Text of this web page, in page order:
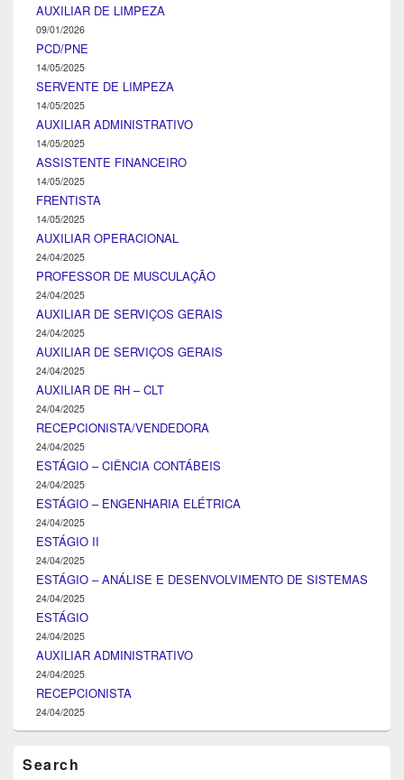
AUXILIAR DE LIMPEZA
09/01/2026
PCD/PNE
14/05/2025
SERVENTE DE LIMPEZA
14/05/2025
AUXILIAR ADMINISTRATIVO
14/05/2025
ASSISTENTE FINANCEIRO
14/05/2025
FRENTISTA
14/05/2025
AUXILIAR OPERACIONAL
24/04/2025
PROFESSOR DE MUSCULAÇÃO
24/04/2025
AUXILIAR DE SERVIÇOS GERAIS
24/04/2025
AUXILIAR DE SERVIÇOS GERAIS
24/04/2025
AUXILIAR DE RH – CLT
24/04/2025
RECEPCIONISTA/VENDEDORA
24/04/2025
ESTÁGIO – CIÊNCIA CONTÁBEIS
24/04/2025
ESTÁGIO – ENGENHARIA ELÉTRICA
24/04/2025
ESTÁGIO II
24/04/2025
ESTÁGIO – ANÁLISE E DESENVOLVIMENTO DE SISTEMAS
24/04/2025
ESTÁGIO
24/04/2025
AUXILIAR ADMINISTRATIVO
24/04/2025
RECEPCIONISTA
24/04/2025
Search